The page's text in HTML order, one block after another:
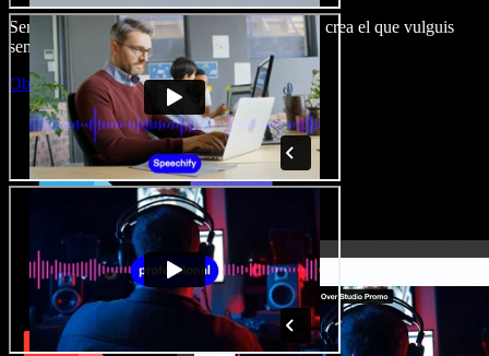
Sense corba d’aprenentatge, tot al navegador: crea el que vulguis
sense els límits de sempre.
Obre l'Studio